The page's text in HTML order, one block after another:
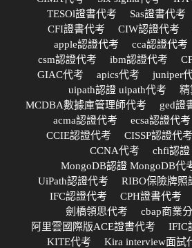
TESOl證書代考
Sas證書代考
CFI證書代考
CIW認證代考
apple認證代考
cca認證代考
csm認證代考
ibm認證代考
GIAC代考
apics代考 juniper
uipath認證 uipath代考
精
MCDBA數據庫管理師代考
ged證
acma認證代考
ecsa認證代考
CCIE認證代考
CISSP認證代考
CCNA代考
chfi認證
MongoDB認證 MongoDB代
UiPath認證代考
RIBO保險牌照
IFC認證代考
CPH證書代考
劍橋領思代考
cbap商業
阿里雲國際版ACE證書代考
IFIC
KITE代考
Kira interview面試